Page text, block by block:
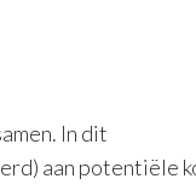
In dit
aan potentiële